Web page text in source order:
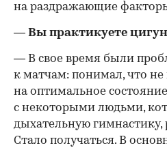
на раздражающие
— Вы практикуете
— В свое время были
к матчам: понимал, что
на оптимальное
с некоторыми людьми,
дыхательную гимнастику,
Стало получаться. В